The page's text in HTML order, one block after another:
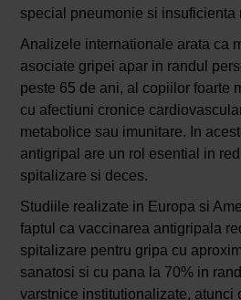
special pneumonie si insuficienta
Analizele internationale arata ca
asociate gripei apar in randul
peste 65 de ani, al copiilor foarte
cu afectiuni cronice
metabolice sau imunitare. In
antigripal are un rol esential in
spitalizare si deces.
Studiile realizate in Europa si
faptul ca vaccinarea antigripala
spitalizare pentru gripa cu
sanatosi si cu pana la 70% in
varstnice institutionalizate, atunci